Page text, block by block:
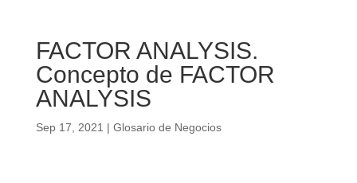
FACTOR ANALYSIS.
Concepto de FACTOR
ANALYSIS
Sep 17, 2021 | Glosario de Negocios